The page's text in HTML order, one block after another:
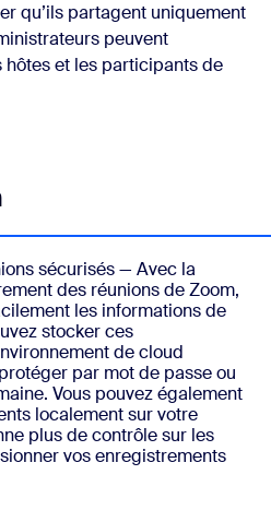
qu’ils partagent uniquement
peuvent
et les participants de
sécurisés— Avec la
des réunions de Zoom,
les informations de
stocker ces
de cloud
par mot de passe ou
Vous pouvez également
localement sur votre
plus de contrôle sur les
vos enregistrements